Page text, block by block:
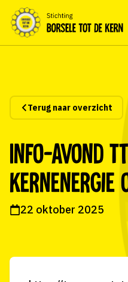
Terug naar overzicht
Info-avond
Kernenergie
22 oktober 2025